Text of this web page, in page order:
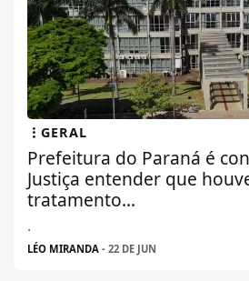
GERAL
Prefeitura do Paraná é
Justiça entender que
tratamento...
.
LÉO MIRANDA - 22 DE JUN